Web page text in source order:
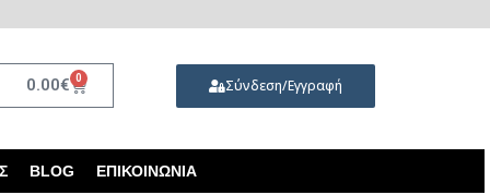
0.00€ 0 Σύνδεση/Εγγραφή
BLOG ΕΠΙΚΟΙΝΩΝΊΑ